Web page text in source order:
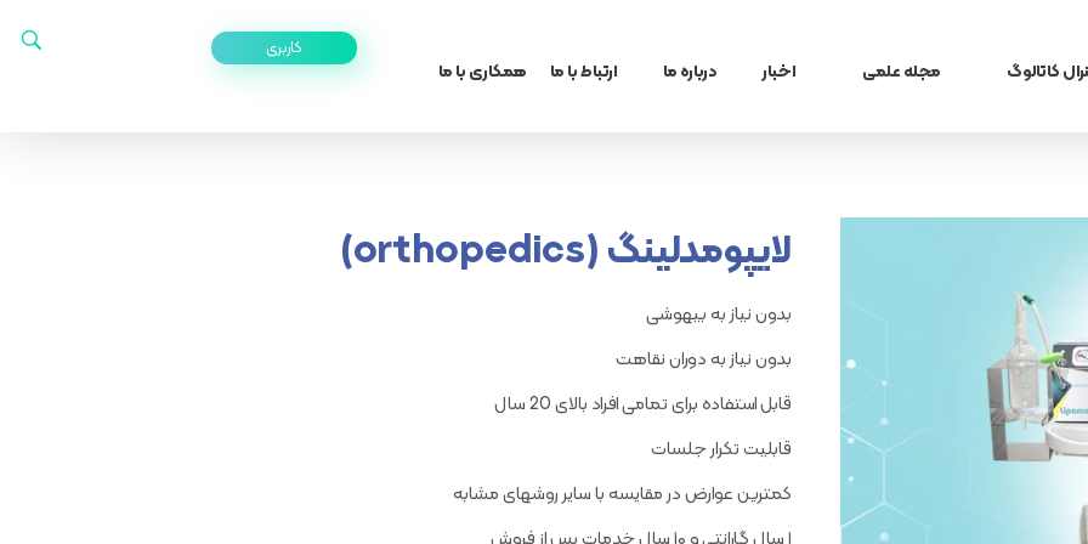
کاتالوگ مجله علمی اخبار درباره ما ارتباط با ما همکاری با ما
کاربری
لایپومدلینگ (orthopedics)
بدون نیاز به بیهوشی
بدون نیاز به دوران نقاهت
قابل استفاده برای تمامی افراد بالای 20 سال
قابلیت تکرار جلسات
کمترین عوارض در مقایسه با سایر روشهای مشابه